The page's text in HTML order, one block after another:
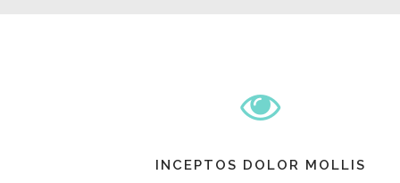
INCEPTOS DOLOR MOLLIS